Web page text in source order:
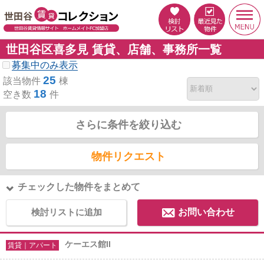
世田谷区喜多見 賃貸、店舗、事務所一覧
募集中のみ表示
該当物件 25 棟
空き数 18 件
さらに条件を絞り込む
物件リクエスト
チェックした物件をまとめて
検討リストに追加 お問い合わせ
賃貸｜アパート ケーエス館II